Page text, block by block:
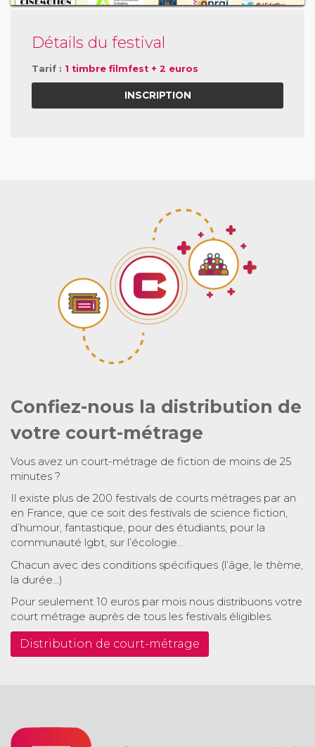
Détails du festival
Tarif : 1 timbre filmfest + 2 euros
INSCRIPTION
Confiez-nous la distribution de
votre court-métrage
Vous avez un court-métrage de fiction de moins de 25
minutes ?
Il existe plus de 200 festivals de courts métrages par an
en France, que ce soit des festivals de science fiction,
d’humour, fantastique, pour des étudiants, pour la
communauté lgbt, sur l’écologie…
Chacun avec des conditions spécifiques (l’âge, le thème,
la durée…)
Pour seulement 10 euros par mois nous distribuons votre
court métrage auprès de tous les festivals éligibles.
Distribution de court-métrage